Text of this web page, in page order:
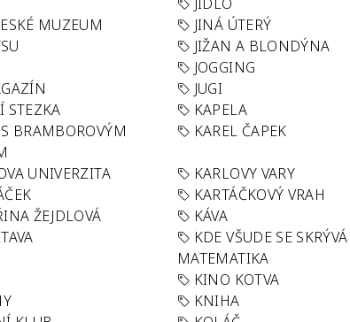
MUZEUM JINÁ ÚTERÝ
JIŽAN A BLONDÝNA
JOGGING
JUGI
STEZKA KAPELA
BRAMBOROVÝM
KAREL ČAPEK
UNIVERZITA KARLOVY VARY
KARTÁČKOVÝ VRAH
ŽEJDLOVÁ KÁVA
KDE VŠUDE SE SKRÝVÁ
MATEMATIKA
KINO KOTVA
KNIHA